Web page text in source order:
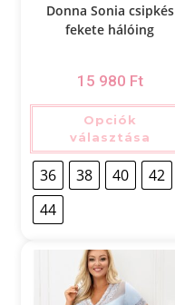
Donna Sonia csipkés
fekete hálóing
15 980 Ft
Opciók
választása
36 38 40
42
44